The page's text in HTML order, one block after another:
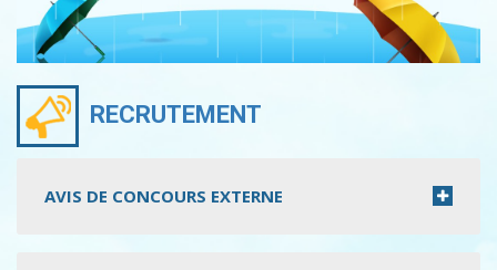
RECRUTEMENT
AVIS DE CONCOURS EXTERNE